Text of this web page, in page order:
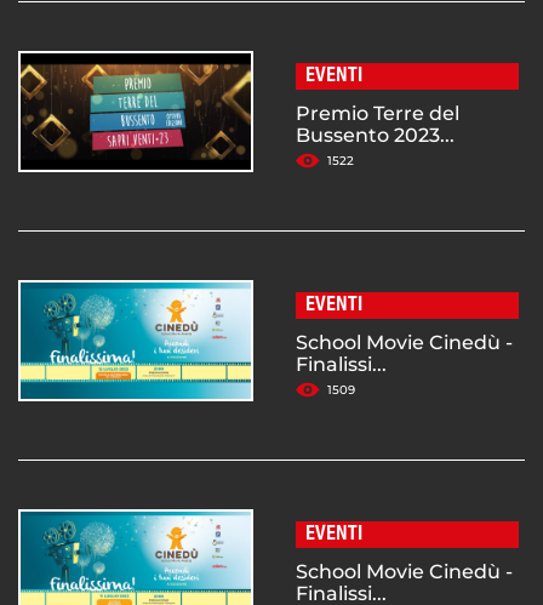
EVENTI
Premio Terre del
Bussento 2023...
1522
EVENTI
School Movie Cinedù -
Finalissi...
1509
EVENTI
School Movie Cinedù -
Finalissi...